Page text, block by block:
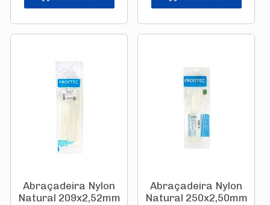
Abraçadeira Nylon
Natural 209x2,52mm
Abraçadeira Nylon
Natural 250x2,50mm